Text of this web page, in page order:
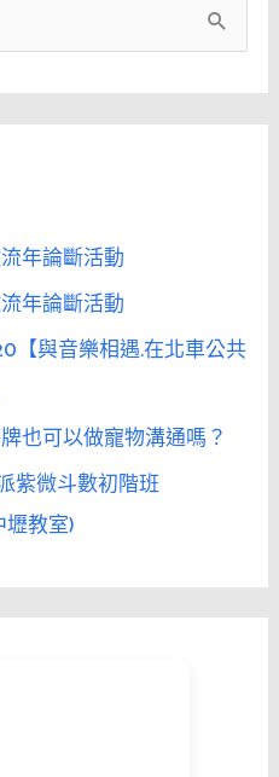
年論斷活動
年論斷活動
【與音樂相遇.在北車公共
也可以做寵物溝通嗎？
紫微斗數初階班
壢教室)